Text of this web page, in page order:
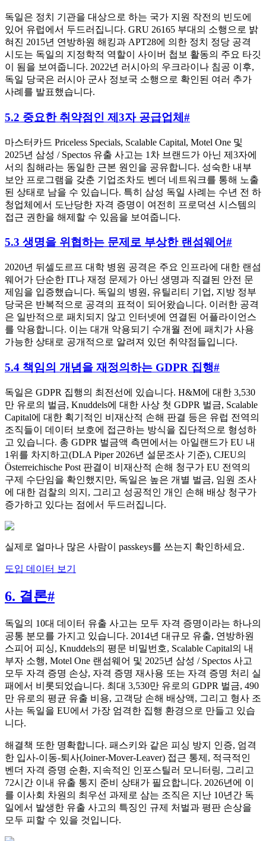
독일은 정치 기관을 대상으로 하는 국가 지원 작전의 빈도에
있어 유럽에서 두드러집니다. GRU 26165 부대의 소행으로 밝
혀진 2015년 연방하원 해킹과 APT28에 의한 정치 정당 공격
시도는 독일의 지정학적 역할이 사이버 첩보 활동의 주요 타깃
이 됨을 보여줍니다. 2022년 러시아의 우크라이나 침공 이후,
독일 당국은 러시아 군사 정보국 소행으로 확인된 여러 추가
사례를 발표했습니다.
5.2 중요한 취약점인 제3자 공급업체 #
마스터카드 Priceless Specials, Scalable Capital, Motel One 및
2025년 삼성 / Spectos 유출 사고는 1차 브랜드가 아닌 제3자에
서의 침해라는 동일한 근본 원인을 공유합니다. 성숙한 내부
보안 프로그램을 갖춘 기업조차도 벤더 네트워크를 통해 노출
된 상태로 남을 수 있습니다. 특히 삼성 독일 사례는 수년 전 하
청업체에서 도난당한 자격 증명이 여전히 프로덕션 시스템의
접근 권한을 해제할 수 있음을 보여줍니다.
5.3 생명을 위협하는 문제로 부상한 랜섬웨어#
2020년 뒤셀도르프 대학 병원 공격은 주요 인프라에 대한 랜섬
웨어가 단순한 IT나 재정 문제가 아닌 생명과 직결된 안전 문
제임을 입증했습니다. 독일의 병원, 유틸리티 기업, 지방 정부
당국은 반복적으로 공격의 표적이 되어왔습니다. 이러한 공격
은 일반적으로 패치되지 않고 인터넷에 연결된 어플라이언스
를 악용합니다. 이는 대개 악용되기 수개월 전에 패치가 사용
가능한 상태로 공개적으로 알려져 있던 취약점들입니다.
5.4 책임의 개념을 재정의하는 GDPR 집행#
독일은 GDPR 집행의 최전선에 있습니다. H&M에 대한 3,530
만 유로의 벌금, Knuddels에 대한 사상 첫 GDPR 벌금, Scalable
Capital에 대한 획기적인 비재산적 손해 판결 등은 유럽 전역의
조직들이 데이터 보호에 접근하는 방식을 집단적으로 형성하
고 있습니다. 총 GDPR 벌금액 측면에서는 아일랜드가 EU 내
1위를 차지하고(DLA Piper 2026년 설문조사 기준), CJEU의
Österreichische Post 판결이 비재산적 손해 청구가 EU 전역의
구제 수단임을 확인했지만, 독일은 높은 개별 벌금, 임원 조사
에 대한 검찰의 의지, 그리고 성공적인 개인 손해 배상 청구가
증가하고 있다는 점에서 두드러집니다.
실제로 얼마나 많은 사람이 passkeys를 쓰는지 확인하세요.
도입 데이터 보기
6. 결론#
독일의 10대 데이터 유출 사고는 모두 자격 증명이라는 하나의
공통 분모를 가지고 있습니다. 2014년 대규모 유출, 연방하원
스피어 피싱, Knuddels의 평문 비밀번호, Scalable Capital의 내
부자 소행, Motel One 랜섬웨어 및 2025년 삼성 / Spectos 사고
모두 자격 증명 손상, 자격 증명 재사용 또는 자격 증명 처리 실
패에서 비롯되었습니다. 최대 3,530만 유로의 GDPR 벌금, 490
만 유로의 평균 유출 비용, 고객당 손해 배상액, 그리고 형사 조
사는 독일을 EU에서 가장 엄격한 집행 환경으로 만들고 있습
니다.
해결책 또한 명확합니다. 패스키와 같은 피싱 방지 인증, 엄격
한 입사-이동-퇴사(Joiner-Mover-Leaver) 접근 통제, 적극적인
벤더 자격 증명 순환, 지속적인 인포스틸러 모니터링, 그리고
72시간 이내 유출 통지 준비 상태가 필요합니다. 2026년에 이
를 이사회 차원의 최우선 과제로 삼는 조직은 지난 10년간 독
일에서 발생한 유출 사고의 특징인 규제 처벌과 평판 손상을
모두 피할 수 있을 것입니다.